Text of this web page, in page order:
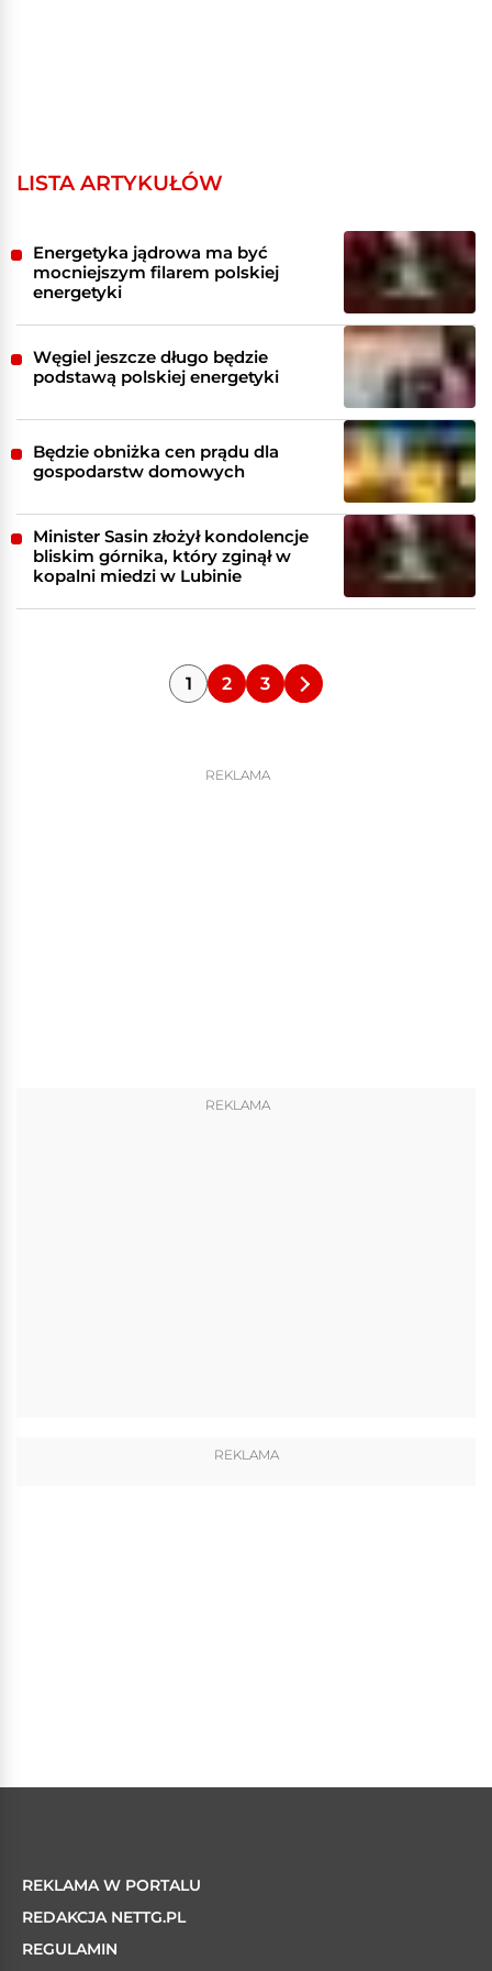
LISTA ARTYKUŁÓW
Energetyka jądrowa ma być
mocniejszym filarem polskiej
energetyki
Węgiel jeszcze długo będzie
podstawą polskiej energetyki
Będzie obniżka cen prądu dla
gospodarstw domowych
Minister Sasin złożył kondolencje
bliskim górnika, który zginął w
kopalni miedzi w Lubinie
1 2 3
REKLAMA
REKLAMA
REKLAMA
REKLAMA W PORTALU
REDAKCJA NETTG.PL
REGULAMIN